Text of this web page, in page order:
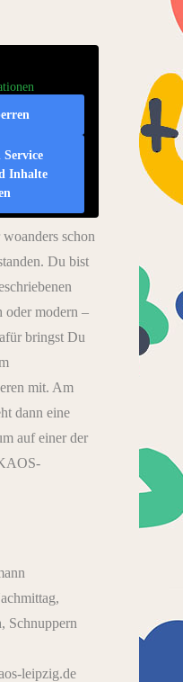
Inhalte
schon
Du bist
oder modern –
bringst Du
mit. Am
dann eine
auf einer der
Schnuppern
leipzig.de